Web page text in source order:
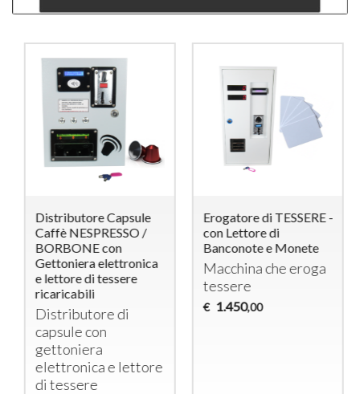
Distributore Capsule
Caffè NESPRESSO /
BORBONE con
Gettoniera elettronica
e lettore di tessere
ricaricabili
Distributore di
capsule con
gettoniera
elettronica e lettore
di tessere
Erogatore di TESSERE -
con Lettore di
Banconote e Monete
Macchina che eroga
tessere
€ 1.450,00